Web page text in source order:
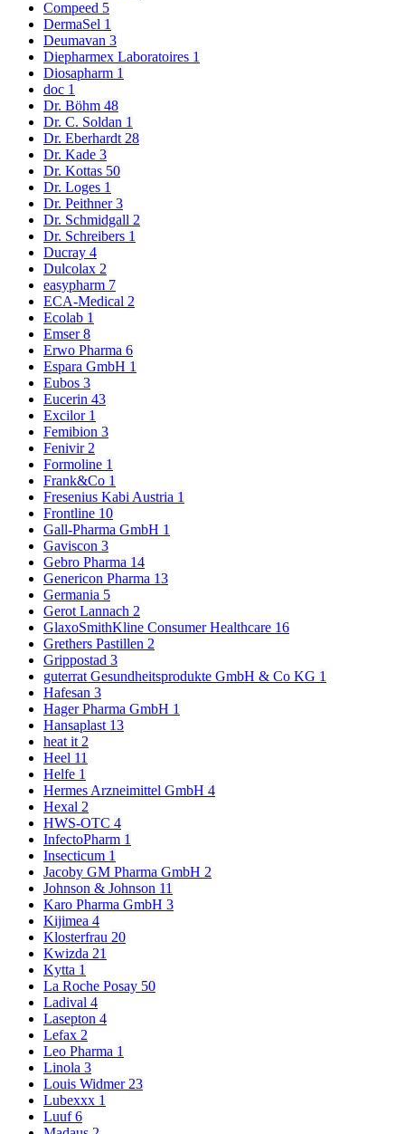
Compeed 5
DermaSel 1
Deumavan 3
Diepharmex Laboratoires 1
Diosapharm 1
doc 1
Dr. Böhm 48
Dr. C. Soldan 1
Dr. Eberhardt 28
Dr. Kade 3
Dr. Kottas 50
Dr. Loges 1
Dr. Peithner3
Dr. Schmidgall 2
Dr. Schreibers 1
Ducray 4
Dulcolax 2
easypharm 7
ECA-Medical 2
Ecolab 1
Emser8
Erwo Pharma 6
Espara GmbH 1
Eubos 3
Eucerin 43
Excilor 1
Femibion 3
Fenivir 2
Formoline 1
Frank&Co 1
Fresenius Kabi Austria 1
Frontline 10
Gall-Pharma GmbH 1
Gaviscon 3
Gebro Pharma 14
Genericon Pharma 13
Germania 5
Gerot Lannach 2
GlaxoSmithKline Consumer Healthcare 16
Grethers Pastillen 2
Grippostad 3
guterrat Gesundheitsprodukte GmbH & Co KG 1
Hafesan 3
Hager Pharma GmbH 1
Hansaplast 13
heat it 2
Heel 11
Helfe 1
Hermes Arzneimittel GmbH 4
Hexal 2
HWS-OTC 4
InfectoPharm 1
Insecticum 1
Jacoby GM Pharma GmbH 2
Johnson & Johnson 11
Karo Pharma GmbH 3
Kijimea 4
Klosterfrau 20
Kwizda 21
Kytta 1
La Roche Posay 50
Ladival 4
Lasepton 4
Lefax 2
Leo Pharma 1
Linola 3
Louis Widmer 23
Lubexxx 1
Luuf6